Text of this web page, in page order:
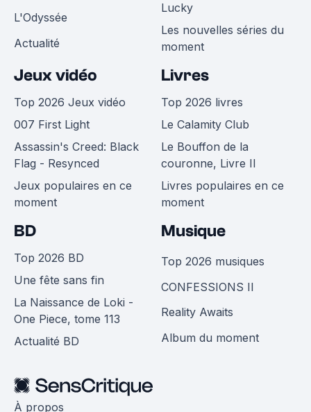
L'Odyssée
Actualité
Lucky
Les nouvelles séries du
moment
Jeux vidéo
Top 2026 Jeux vidéo
007 First Light
Assassin's Creed: Black
Flag - Resynced
Jeux populaires en ce
moment
Livres
Top 2026 livres
Le Calamity Club
Le Bouffon de la
couronne, Livre II
Livres populaires en ce
moment
BD
Top 2026 BD
Une fête sans fin
La Naissance de Loki -
One Piece, tome 113
Actualité BD
Musique
Top 2026 musiques
CONFESSIONS II
Reality Awaits
Album du moment
À propos